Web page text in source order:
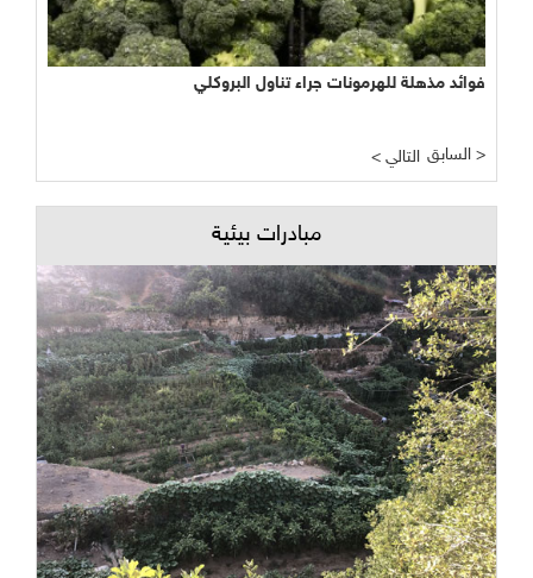
فوائد مذهلة للهرمونات جراء تناول البروكلي
< التالي السابق >
مبادرات بيئية